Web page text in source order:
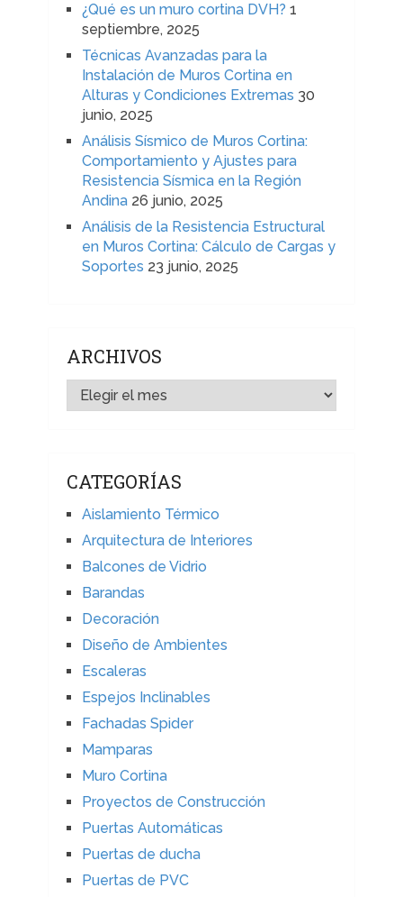
¿Qué es un muro cortina DVH? 1
septiembre, 2025
Técnicas Avanzadas para la
Instalación de Muros Cortina en
Alturas y Condiciones Extremas 30
junio, 2025
Análisis Sísmico de Muros Cortina:
Comportamiento y Ajustes para
Resistencia Sísmica en la Región
Andina 26 junio, 2025
Análisis de la Resistencia Estructural
en Muros Cortina: Cálculo de Cargas y
Soportes 23 junio, 2025
ARCHIVOS
ARCHIVOS
CATEGORÍAS
Aislamiento Térmico
Arquitectura de Interiores
Balcones de Vidrio
Barandas
Decoración
Diseño de Ambientes
Escaleras
Espejos Inclinables
Fachadas Spider
Mamparas
Muro Cortina
Proyectos de Construcción
Puertas Automáticas
Puertas de ducha
Puertas de PVC